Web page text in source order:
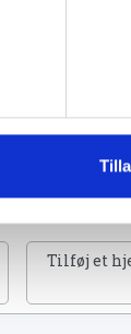
Tilføj et